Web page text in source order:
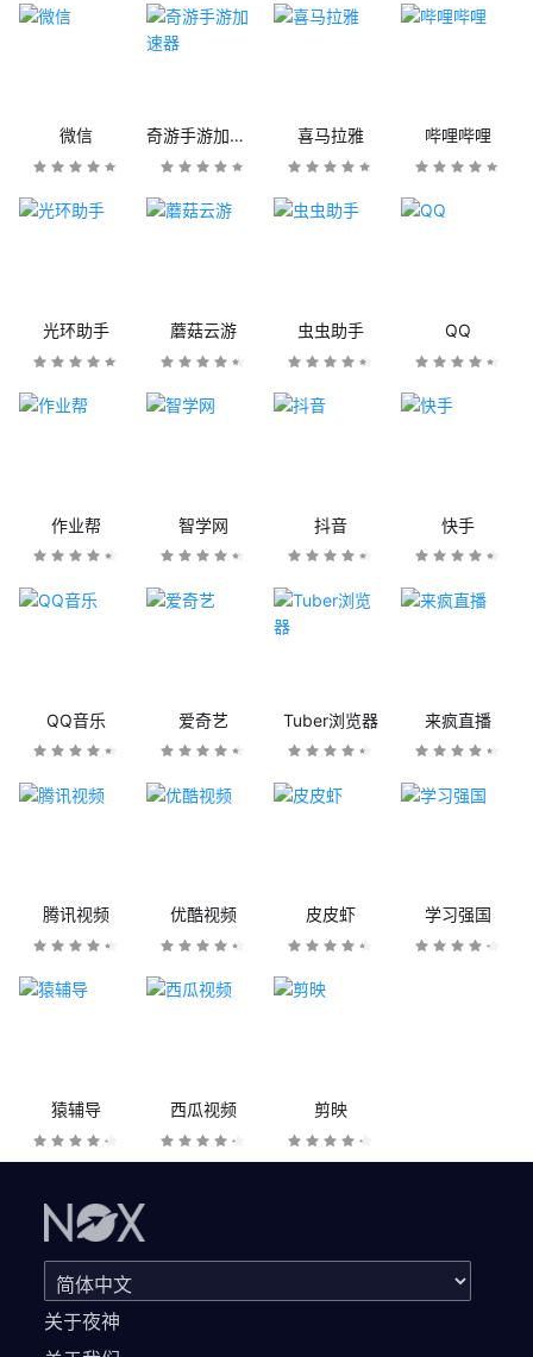
微信 奇游手游加速器 喜马拉雅 哔哩哔哩
光环助手 蘑菇云游 虫虫助手 QQ
作业帮 智学网 抖音 快手
QQ音乐 爱奇艺 Tuber浏览器 来疯直播
腾讯视频 优酷视频 皮皮虾 学习强国
猿辅导 西瓜视频 剪映
关于夜神